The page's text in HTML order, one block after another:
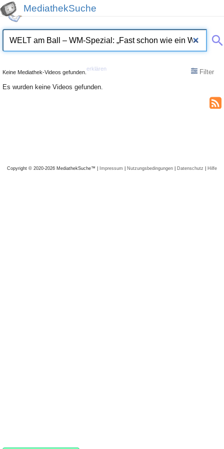
MediathekSuche
Keine Mediathek-Videos gefunden.
erklären
Filter
Es wurden keine Videos gefunden.
Copyright © 2020-2026 MediathekSuche™ | Impressum | Nutzungsbedingungen | Datenschutz | Hilfe